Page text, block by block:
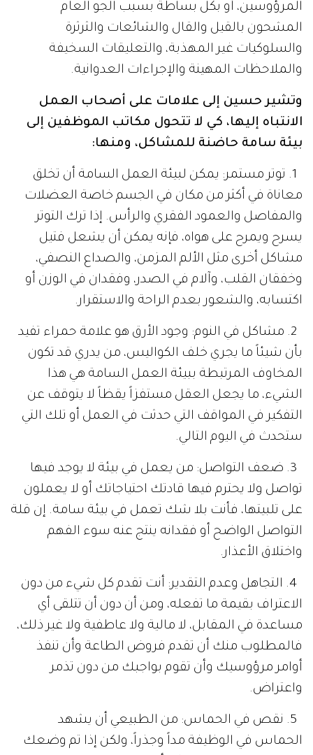
المرؤوسين، أو بكل بساطة بسبب الجو العام
المشحون بالقيل والقال والشائعات والثرثرة
والسلوكيات غير المهذبة، والتعليقات السخيفة
والملاحظات المهينة والإجراءات العدوانية.
وتشير حسين إلى علامات على أصحاب العمل
الانتباه إليها، كي لا تتحول مكاتب الموظفين إلى
بيئة سامة حاضنة للمشاكل، ومنها:
1. توتر مستمر: يمكن لبيئة العمل السامة أن تخلق
معاناة في أكثر من مكان في الجسم خاصة العضلات
والمفاصل والعمود الفقري والرأس. إذا ترك التوتر
يسرح ويمرح على هواه، فإنه يمكن أن يشعل فتيل
مشاكل أخرى مثل الألم المزمن، والصداع النصفي،
وخفقان القلب، وآلام في الصدر، وفقدان في الوزن أو
اكتسابه، والشعور بعدم الراحة والاستقرار.
2. مشاكل في النوم: وجود الأرق هو علامة حمراء تفيد
بأن شيئاً ما يجري خلف الكواليس، من يدري قد تكون
المخاوف المرتبطة ببيئة العمل السامة هي هذا
الشيء، ما يجعل العقل مستفزاً يقظاً لا يتوقف عن
التفكير في المواقف التي حدثت في العمل أو تلك التي
ستحدث في اليوم التالي.
3. ضعف التواصل: من يعمل في بيئة لا يوجد فيها
تواصل ولا يحترم فيها قادتك احتياجاتك أو لا يعملون
على تلبيتها، فأنت بلا شك تعمل في بيئة سامة. إن قلة
التواصل الواضح أو فقدانه ينتج عنه سوء الفهم
واختلاق الأعذار.
4. التجاهل وعدم التقدير: أنت تقدم كل شيء من دون
الاعتراف بقيمة ما تفعله، ومن أن دون أن تتلقى أي
مساعدة في المقابل، لا مالية ولا عاطفية ولا غير ذلك،
فالمطلوب منك أن تقدم فروض الطاعة وأن تنفذ
أوامر مرؤوسيك وأن تقوم بواجبك من دون تذمر
واعتراض.
5. نقص في الحماس: من الطبيعي أن يشهد
الحماس في الوظيفة مداً وجذراً، ولكن إذا تم وضعك